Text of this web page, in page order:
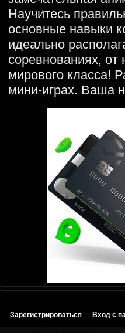
Научитесь
основные навыки
идеально
соревнованиях, от
мирового класса!
мини-играх. Ваша
Зарегистрироваться Вход с